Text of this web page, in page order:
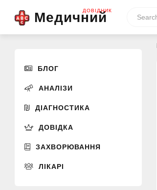
Медичний
ДОВІДНИК
БЛОГ
АНАЛІЗИ
ДІАГНОСТИКА
ДОВІДКА
ЗАХВОРЮВАННЯ
ЛІКАРІ